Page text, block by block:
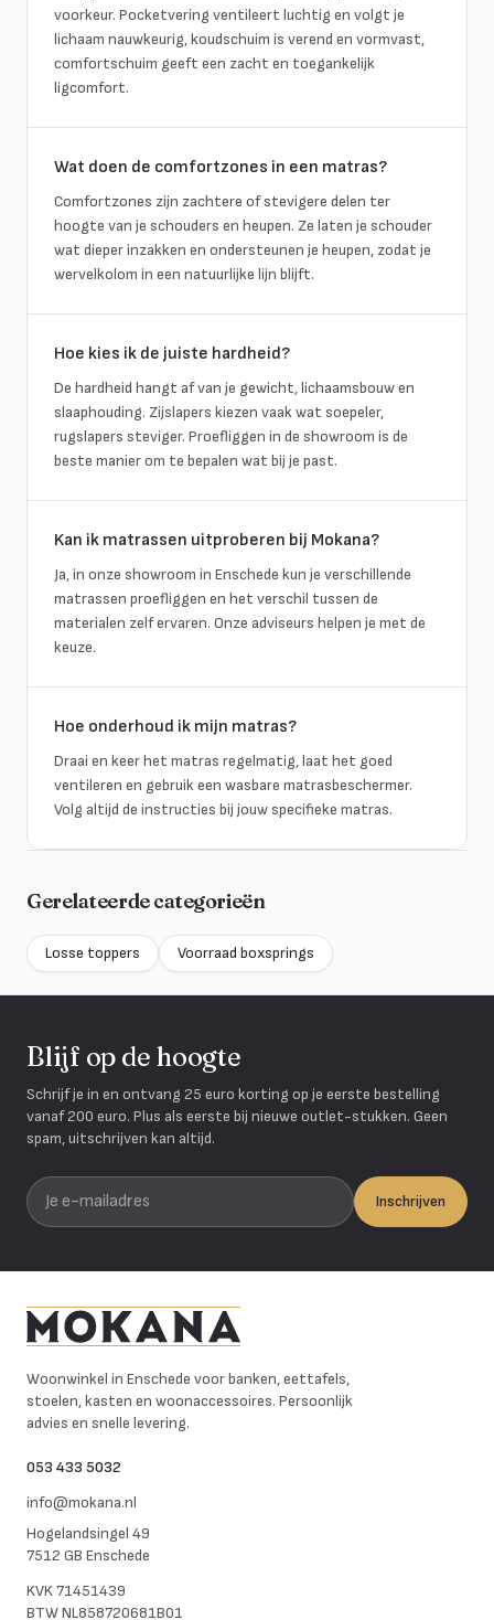
voorkeur. Pocketvering ventileert luchtig en volgt je
lichaam nauwkeurig, koudschuim is verend en vormvast,
comfortschuim geeft een zacht en toegankelijk
ligcomfort.
Wat doen de comfortzones in een matras?
Comfortzones zijn zachtere of stevigere delen ter
hoogte van je schouders en heupen. Ze laten je schouder
wat dieper inzakken en ondersteunen je heupen, zodat je
wervelkolom in een natuurlijke lijn blijft.
Hoe kies ik de juiste hardheid?
De hardheid hangt af van je gewicht, lichaamsbouw en
slaaphouding. Zijslapers kiezen vaak wat soepeler,
rugslapers steviger. Proefliggen in de showroom is de
beste manier om te bepalen wat bij je past.
Kan ik matrassen uitproberen bij Mokana?
Ja, in onze showroom in Enschede kun je verschillende
matrassen proefliggen en het verschil tussen de
materialen zelf ervaren. Onze adviseurs helpen je met de
keuze.
Hoe onderhoud ik mijn matras?
Draai en keer het matras regelmatig, laat het goed
ventileren en gebruik een wasbare matrasbeschermer.
Volg altijd de instructies bij jouw specifieke matras.
Gerelateerde categorieën
Losse toppers Voorraad boxsprings
Blijf op de hoogte
Schrijf je in en ontvang 25 euro korting op je eerste bestelling
vanaf 200 euro. Plus als eerste bij nieuwe outlet-stukken. Geen
spam, uitschrijven kan altijd.
Je e-mailadres
Inschrijven
Woonwinkel in Enschede voor banken, eettafels,
stoelen, kasten en woonaccessoires. Persoonlijk
advies en snelle levering.
053 433 5032
info@mokana.nl
Hogelandsingel 49
7512 GB Enschede
KVK71451439
BTWNL858720681B01